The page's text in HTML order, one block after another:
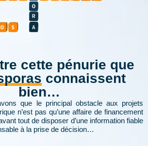
cette pénurie que
connaissent
bien…
que le principal obstacle aux projets
n’est pas qu’une affaire de financement
tout de disposer d’une information fiable
à la prise de décision…